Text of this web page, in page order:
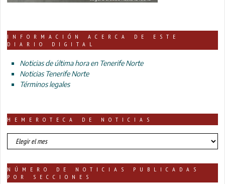
INFORMACIÓN ACERCA DE ESTE
DIARIO DIGITAL
Noticias de última hora en Tenerife Norte
Noticias Tenerife Norte
Términos legales
HEMEROTECA DE NOTICIAS
HEMEROTECA
DE
NÚMERO DE NOTICIAS PUBLICADAS
POR SECCIONES